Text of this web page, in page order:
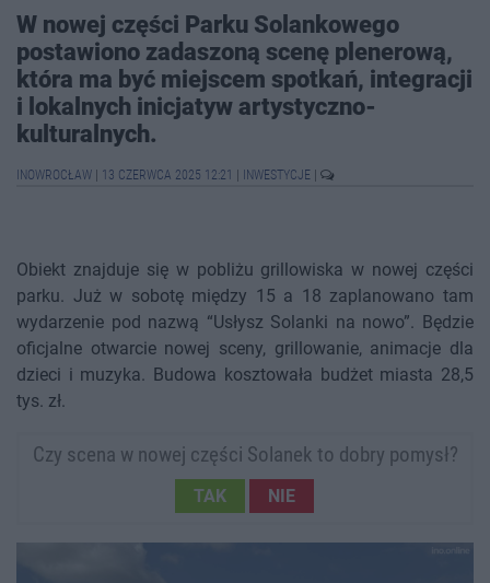
W nowej części Parku Solankowego
postawiono zadaszoną scenę plenerową,
która ma być miejscem spotkań, integracji
i lokalnych inicjatyw artystyczno-
kulturalnych.
INOWROCŁAW 13 CZERWCA 2025 12:21 INWESTYCJE
Obiekt znajduje się w pobliżu grillowiska w nowej części
parku. Już w sobotę między 15 a 18 zaplanowano tam
wydarzenie pod nazwą “Usłysz Solanki na nowo”. Będzie
oficjalne otwarcie nowej sceny, grillowanie, animacje dla
dzieci i muzyka. Budowa kosztowała budżet miasta 28,5
tys. zł.
Czy scena w nowej części Solanek to dobry pomysł?
TAK NIE